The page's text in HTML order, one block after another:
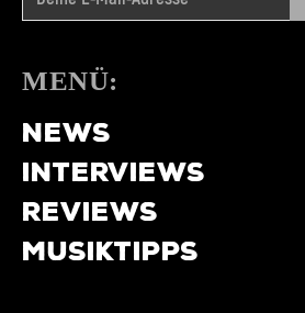
MENÜ:
NEWS
INTERVIEWS
REVIEWS
MUSIKTIPPS